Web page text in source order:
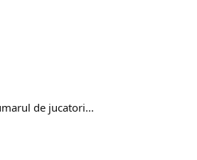
de jucatori...